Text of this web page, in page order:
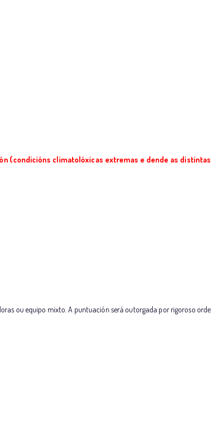
(condicións climatolóxicas extremas e dende as distintas
ou equipo mixto. A puntuación será outorgada por rigoroso orde